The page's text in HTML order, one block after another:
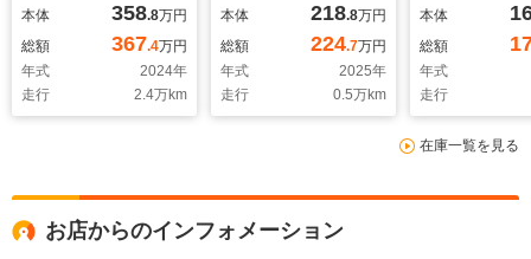
シート シートヒータ
ー ステアリングヒー
ター CSRS VSA
パワーゲート
本体 358.8万円
総額
367.4万円
年式
2024年
走行
2.4万km
コ パドルシフト ク
ルーズコントロール
シートヒーター 両側
電動スライドドア フ
ルセグTV 夏冬タイ
本体 218.8万円
総額
224.7万円
年式
2025年
走行
0.5万km
ー 純正ド
ETC 左PSD
モコンスタ
VSA CSRS
本体
総額
年式
走行
在庫一覧を見る
お店からのインフォメーション